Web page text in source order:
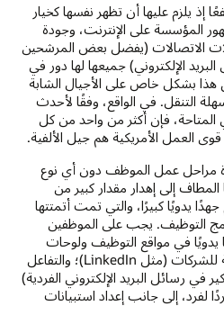
يلزم عليها أن تظهر نفسها كخيار
المؤسسة على الإنترنت، وجودة
الاتصالات (يفضل بعض المرشحين
الإلكتروني) جميعها لها دور في
بشكل خاص على الأجيال الشابة
التنقل. في الواقع، وفقًا لأحدث
المتاحة، فإن أكثر من واحد من كل
مراحل عمل الموظف دون أي نوع
إلى إهدار مقدار كبير من
يدويًا كبيرًا، والتي تمت أتمتتها
التوظيف. يجب على الموظفين
في مواقع التوظيف ولوحات
الوظائف والمنصات الاجتماعية للشركات (مثل LinkedIn)؛ والتفاعل
في رسائل البريد الإلكتروني الفردية)
لفرد، إلى جانب إعداد استبيانات